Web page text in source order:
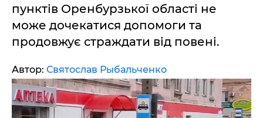
пунктів Оренбурзької області не
може дочекатися допомоги та
продовжує страждати від повені.
Автор: Святослав Рыбальченко